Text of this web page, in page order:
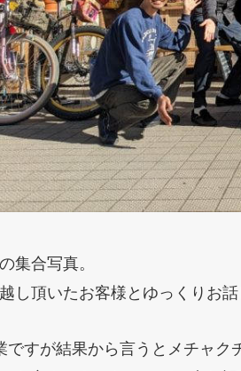
集合写真。
し頂いたお客様とゆっくりお
ですが結果から言うとメチャ